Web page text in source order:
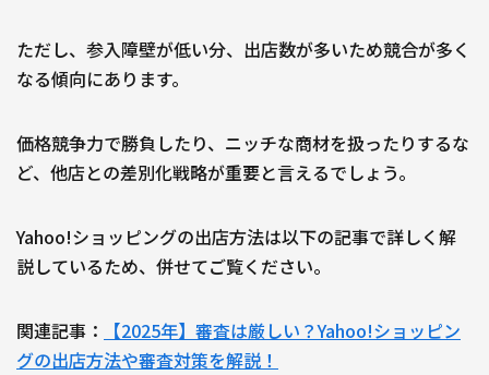
ただし、参入障壁が低い分、出店数が多いため競合が多く
なる傾向にあります。
価格競争力で勝負したり、ニッチな商材を扱ったりするな
ど、他店との差別化戦略が重要と言えるでしょう。
Yahoo!ショッピングの出店方法は以下の記事で詳しく解
説しているため、併せてご覧ください。
関連記事：
【2025年】審査は厳しい？Yahoo!ショッピン
グの出店方法や審査対策を解説！